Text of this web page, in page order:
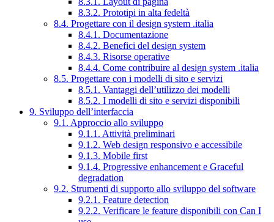
8.3.2. Prototipi in alta fedeltà
8.4. Progettare con il design system .italia
8.4.1. Documentazione
8.4.2. Benefici del design system
8.4.3. Risorse operative
8.4.4. Come contribuire al design system .italia
8.5. Progettare con i modelli di sito e servizi
8.5.1. Vantaggi dell’utilizzo dei modelli
8.5.2. I modelli di sito e servizi disponibili
9. Sviluppo dell’interfaccia
9.1. Approccio allo sviluppo
9.1.1. Attività preliminari
9.1.2. Web design responsivo e accessibile
9.1.3. Mobile first
9.1.4. Progressive enhancement e Graceful
degradation
9.2. Strumenti di supporto allo sviluppo del software
9.2.1. Feature detection
9.2.2. Verificare le feature disponibili con Can I